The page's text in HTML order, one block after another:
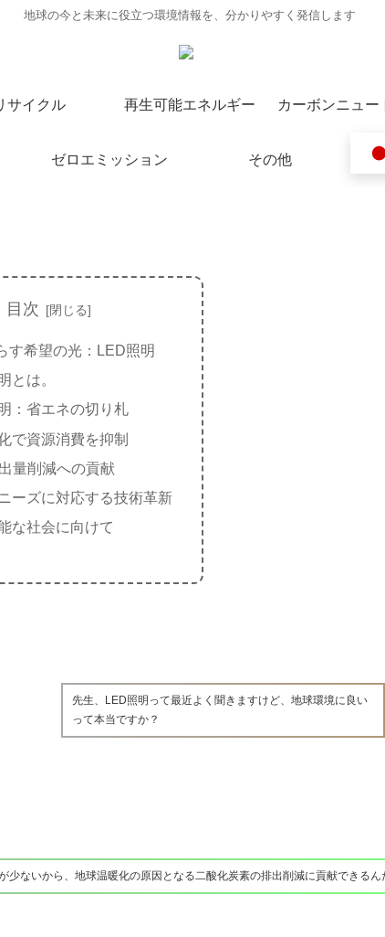
地球の今と未来に役立つ環境情報を、分かりやすく発信します
サイクル 再生可能エネルギー カーボンニュー
ゼロエミッション その他
目次
す希望の光：LED照明
とは。
：省エネの切り札
で資源消費を抑制
量削減への貢献
ーズに対応する技術革新
な社会に向けて
先生、LED照明って最近よく聞きますけど、地球環境に良い
って本当ですか？
ないから、地球温暖化の原因となる二酸化炭素の排出削減に貢献できるん